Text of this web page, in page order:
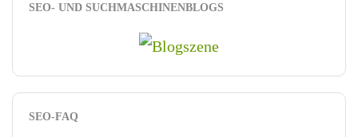
SEO- UND SUCHMASCHINENBLOGS
SEO-FAQ